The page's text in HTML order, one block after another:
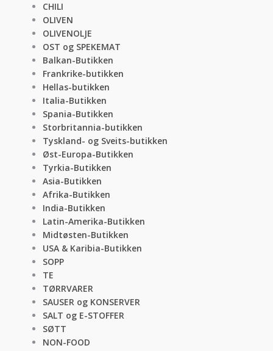
CHILI
OLIVEN
OLIVENOLJE
OST og SPEKEMAT
Balkan-Butikken
Frankrike-butikken
Hellas-butikken
Italia-Butikken
Spania-Butikken
Storbritannia-butikken
Tyskland- og Sveits-butikken
Øst-Europa-Butikken
Tyrkia-Butikken
Asia-Butikken
Afrika-Butikken
India-Butikken
Latin-Amerika-Butikken
Midtøsten-Butikken
USA & Karibia-Butikken
SOPP
TE
TØRRVARER
SAUSER og KONSERVER
SALT og E-STOFFER
SØTT
NON-FOOD